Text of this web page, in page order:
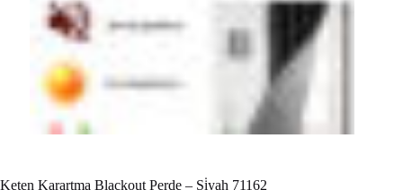
Keten Karartma Blackout Perde – Si̇yah 71162